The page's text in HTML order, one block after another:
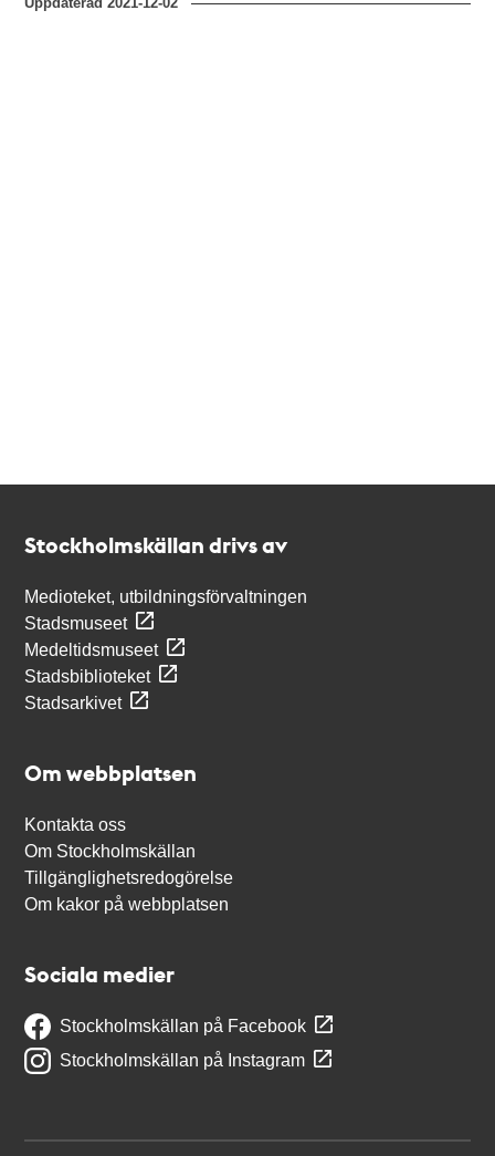
Stockholmskällan drivs av
Medioteket, utbildningsförvaltningen
Stadsmuseet
Medeltidsmuseet
Stadsbiblioteket
Stadsarkivet
Om webbplatsen
Kontakta oss
Om Stockholmskällan
Tillgänglighetsredogörelse
Om kakor på webbplatsen
Sociala medier
Stockholmskällan på Facebook
Stockholmskällan på Instagram